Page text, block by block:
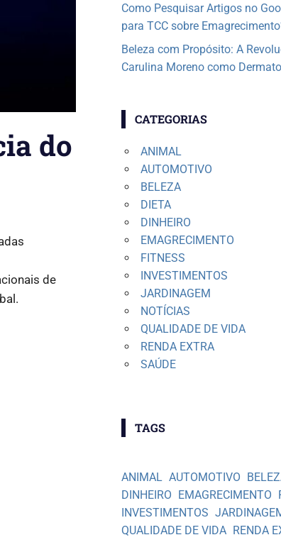
do
de
Como Pesquisar Artigos no
para TCC sobre
Beleza com Propósito: A
Carulina Moreno como
CATEGORIAS
ANIMAL
AUTOMOTIVO
BELEZA
DIETA
DINHEIRO
EMAGRECIMENTO
FITNESS
INVESTIMENTOS
JARDINAGEM
NOTÍCIAS
QUALIDADE DE VIDA
RENDA EXTRA
SAÚDE
TAGS
ANIMAL AUTOMOTIVO
DINHEIRO EMAGRECIMENTO
INVESTIMENTOS
QUALIDADE DE VIDA RENDA